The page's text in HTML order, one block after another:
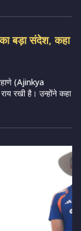
बड़ा संदेश, कहा
(Ajinkya
रखी है। उन्होंने कहा